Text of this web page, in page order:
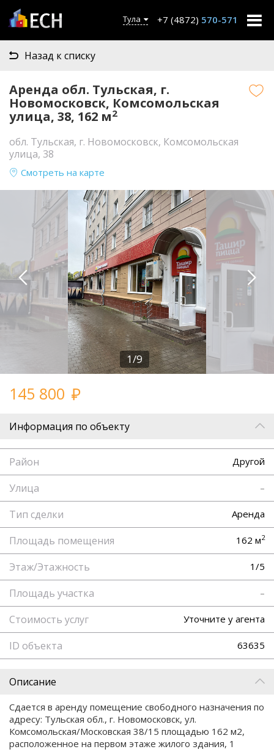
Тула +7 (4872) 570-571
Назад к списку
Аренда обл. Тульская, г.
Новомосковск, Комсомольская
улица, 38, 162 м2
обл. Тульская, г. Новомосковск, Комсомольская
улица, 38
Смотреть на карте
1/9
145 800
Информация по объекту
Район Другой
Улица –
Тип сделки Аренда
Площадь помещения 162 м2
Этаж/Этажность 1/5
Площадь участка –
Стоимость услуг Уточните у агента
ID объекта 63635
Описание
Сдается в аренду помещение свободного назначения по
адресу: Тульская обл., г. Новомосковск, ул.
Комсомольская/Московская 38/15 площадью 162 м2,
расположенное на первом этаже жилого здания, 1